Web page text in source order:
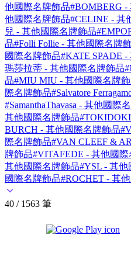
他國際名牌飾品#BOMBERG -
他國際名牌飾品#CELINE - 其
兒 - 其他國際名牌飾品
品#Folli Follie - 其他國際名牌
國際名牌飾品#KATE SPADE
瑪莎拉蒂 - 其他國際名牌飾品
品#MIU MIU - 其他國際名牌
際名牌飾品#Salvatore
#SamanthaThavasa - 其他國際
其他國際名牌飾品
BURCH - 其他國際名牌飾品
際名牌飾品#VAN CLEEF &
牌飾品#VITAFEDE - 其他國際
其他國際名牌飾品#YSL - 其
國際名牌飾品#ROCHET - 其
40 / 1563 筆